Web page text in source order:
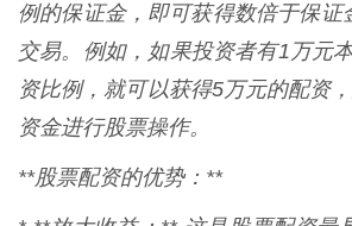
例的保证金，即可获得数倍于保证
交易。例如，如果投资者有1万元
资比例，就可以获得5万元的配资
资金进行股票操作。
**股票配资的优势：**